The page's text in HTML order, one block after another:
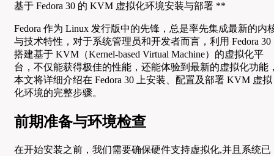
基于 Fedora 30 的 KVM 虚拟化环境安装与部署 **
Fedora 作为 Linux 发行版中的先锋，总是率先集成最新的内
与技术特性，对于系统管理员和开发者而言，利用 Fedora 30
搭建基于 KVM（Kernel-based Virtual Machine）的虚拟化平
台，不仅能获得极佳的性能，还能体验到最新的虚拟化功能
本文将详细介绍在 Fedora 30 上安装、配置及部署 KVM 虚拟
化环境的完整步骤。
前期准备与环境检查
在开始安装之前，我们需要确保硬件支持虚拟化,并且系统已